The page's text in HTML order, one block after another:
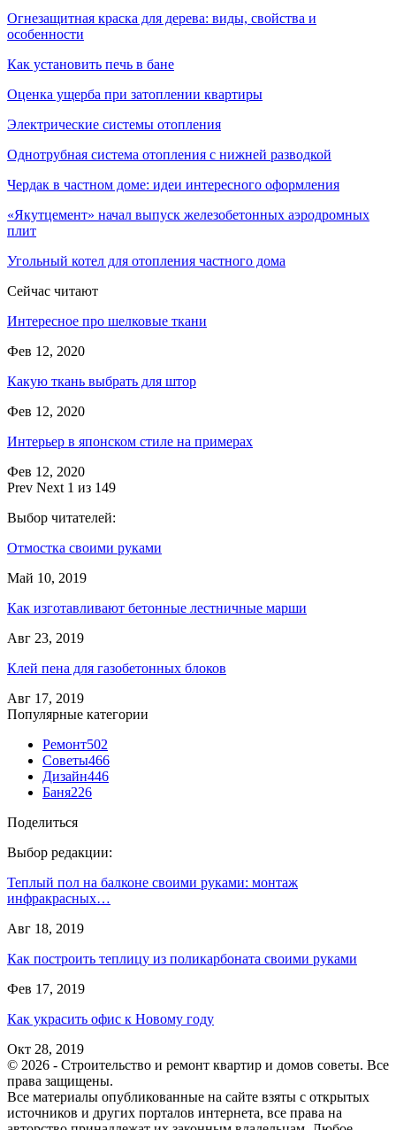
Огнезащитная краска для дерева: виды, свойства и
особенности
Как установить печь в бане
Оценка ущерба при затоплении квартиры
Электрические системы отопления
Однотрубная система отопления с нижней разводкой
Чердак в частном доме: идеи интересного оформления
«Якутцемент» начал выпуск железобетонных аэродромных
плит
Угольный котел для отопления частного дома
Сейчас читают
Интересное про шелковые ткани
Фев 12, 2020
Какую ткань выбрать для штор
Фев 12, 2020
Интерьер в японском стиле на примерах
Фев 12, 2020
Prev Next 1 из 149
Выбор читателей:
Отмостка своими руками
Май 10, 2019
Как изготавливают бетонные лестничные марши
Авг 23, 2019
Клей пена для газобетонных блоков
Авг 17, 2019
Популярные категории
Ремонт502
Советы466
Дизайн446
Баня226
Поделиться
Выбор редакции:
Теплый пол на балконе своими руками: монтаж
инфракрасных…
Авг 18, 2019
Как построить теплицу из поликарбоната своими руками
Фев 17, 2019
Как украсить офис к Новому году
Окт 28, 2019
© 2026 - Строительство и ремонт квартир и домов советы. Все
права защищены.
Все материалы опубликованные на сайте взяты с открытых
источников и других порталов интернета, все права на